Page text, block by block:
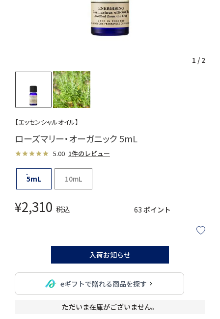
1 / 2
【エッセンシャルオイル】
ローズマリー・オーガニック 5mL
5.00 1件のレビュー
5mL 10mL
¥2,310 税込 63 ポイント
入荷お知らせ
eギフトで贈れる商品を探す
ただいま在庫がございません。